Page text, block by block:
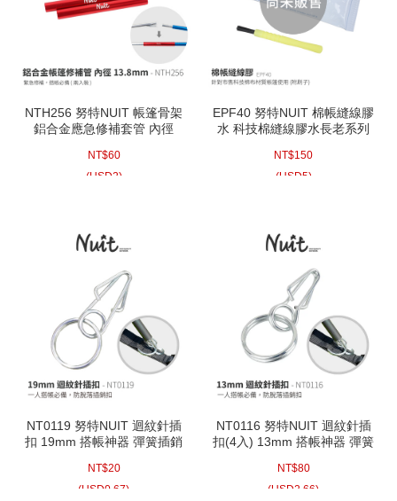
NTH256 努特NUIT 帳篷骨架
鋁合金應急修補套管 內徑
理帳蓬骨架修復 玻璃纖維骨
架鋁合金骨架 帳篷修補管 修
NT$60
(USD2)
EPF40 努特NUIT 棉帳縫線膠
水 科技棉縫線膠水長老系列
殿皇宮白王蟲
NT$150
(USD5)
NT0119 努特NUIT 迴紋針插
扣 19mm 搭帳神器 彈簧插銷
鋁合金桿) 一人搭帳必備 帳篷
骨架插銷扣插扣插環
NT$20
(USD0.67)
NT0116 努特NUIT 迴紋針插
扣(4入) 13mm 搭帳神器 彈簧
FRP、鋁合金桿) 一人搭帳必
備 帳篷骨架插銷扣插扣插環
NT$80
(USD2.66)